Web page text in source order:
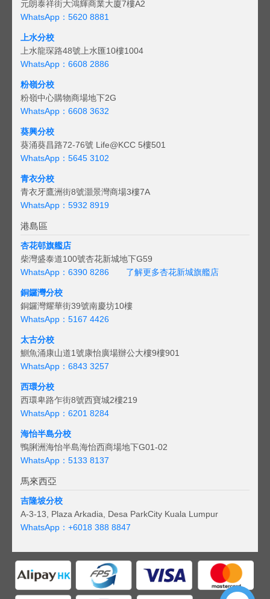
元朗泰祥街大鴻輝商業大廈7樓A2
WhatsApp：5620 8881
上水分校
上水龍琛路48號上水匯10樓1004
WhatsApp：6608 2886
粉嶺分校
粉嶺中心購物商場地下2G
WhatsApp：6608 3632
葵興分校
葵涌葵昌路72-76號 Life@KCC 5樓501
WhatsApp：5645 3102
青衣分校
青衣牙鷹洲街8號灝景灣商場3樓7A
WhatsApp：5932 8919
港島區
杏花邨旗艦店
柴灣盛泰道100號杏花新城地下G59
WhatsApp：6390 8286
了解更多杏花新城旗艦店
銅鑼灣分校
銅鑼灣耀華街39號南慶坊10樓
WhatsApp：5167 4426
太古分校
鰂魚涌康山道1號康怡廣場辦公大樓9樓901
WhatsApp：6843 3257
西環分校
西環卑路乍街8號西寶城2樓219
WhatsApp：6201 8284
海怡半島分校
鴨脷洲海怡半島海怡西商場地下G01-02
WhatsApp：5133 8137
馬來西亞
吉隆坡分校
A-3-13, Plaza Arkadia, Desa ParkCity Kuala Lumpur
WhatsApp： +6018 388 8847